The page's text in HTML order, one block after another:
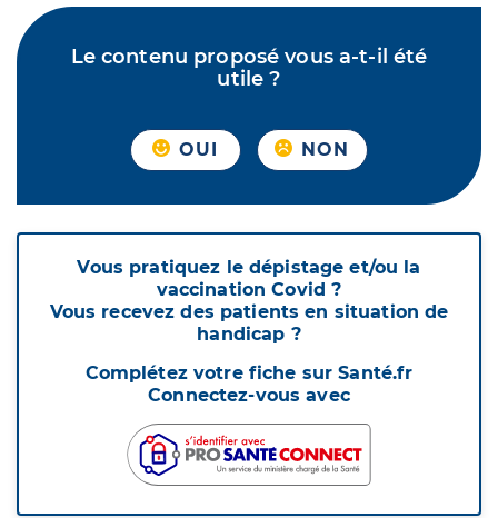
Le contenu proposé vous a-t-il été
utile ?
OUI NON
Vous pratiquez le dépistage et/ou la
vaccination Covid ?
Vous recevez des patients en situation de
handicap ?
Complétez votre fiche sur Santé.fr
Connectez-vous avec